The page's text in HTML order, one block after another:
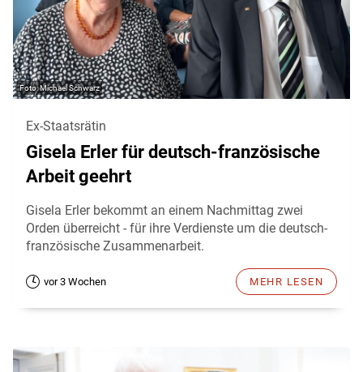
Michael Schwarz
Ex-Staatsrätin
Gisela Erler für deutsch-französische
Arbeit geehrt
Gisela Erler bekommt an einem Nachmittag zwei
Orden überreicht - für ihre Verdienste um die deutsch-
französische Zusammenarbeit.
vor 3 Wochen MEHR LESEN